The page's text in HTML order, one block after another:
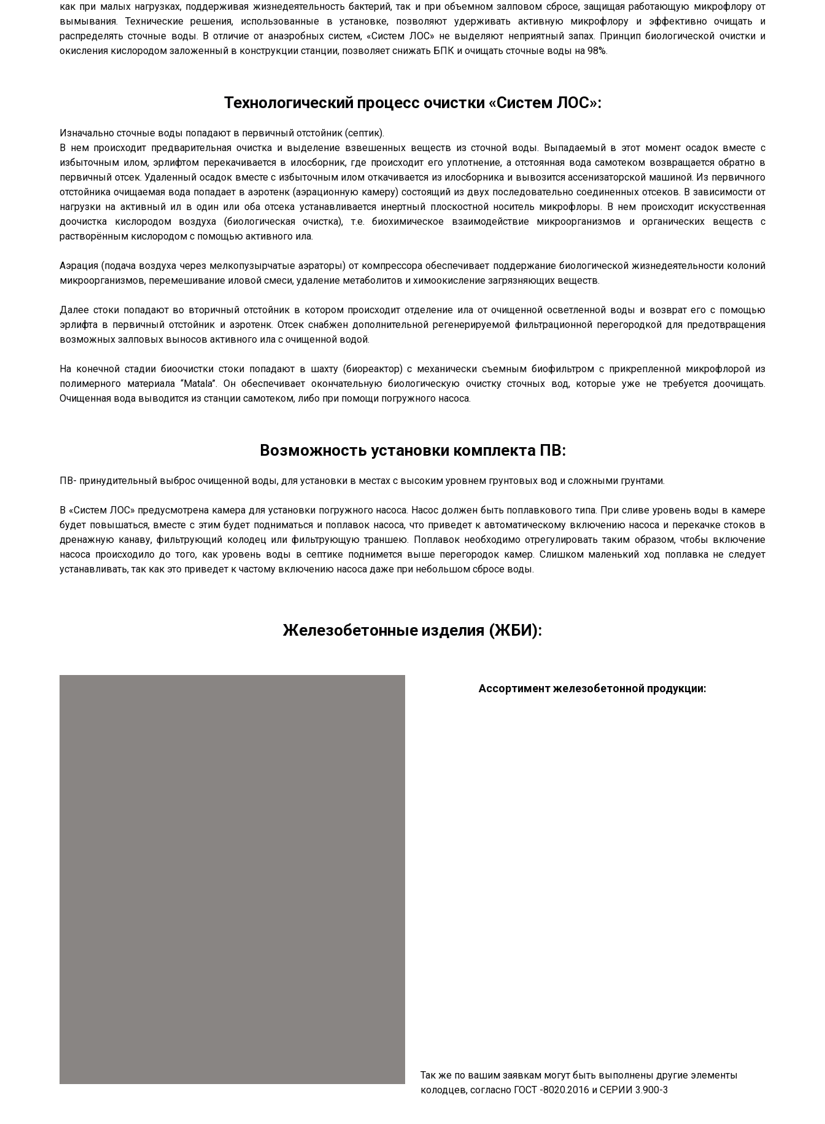
как при малых нагрузках, поддерживая жизнедеятельность бактерий, так и при объемном залповом сбросе, защищая работающую микрофлору от
вымывания. Технические решения, использованные в установке, позволяют удерживать активную микрофлору и эффективно очищать и
распределять сточные воды. В отличие от анаэробных систем, «Систем ЛОС» не выделяют неприятный запах. Принцип биологической очистки и
окисления кислородом заложенный в конструкции станции, позволяет снижать БПК и очищать сточные воды на 98%.
Технологический процесс очистки «Систем ЛОС»:
Изначально сточные воды попадают в первичный отстойник (септик).
В нем происходит предварительная очистка и выделение взвешенных веществ из сточной воды. Выпадаемый в этот момент осадок вместе с
избыточным илом, эрлифтом перекачивается в илосборник, где происходит его уплотнение, а отстоянная вода самотеком возвращается обратно в
первичный отсек. Удаленный осадок вместе с избыточным илом откачивается из илосборника и вывозится ассенизаторской машиной. Из первичного
отстойника очищаемая вода попадает в аэротенк (аэрационную камеру) состоящий из двух последовательно соединенных отсеков. В зависимости от
нагрузки на активный ил в один или оба отсека устанавливается инертный плоскостной носитель микрофлоры. В нем происходит искусственная
доочистка кислородом воздуха (биологическая очистка), т.е. биохимическое взаимодействие микроорганизмов и органических веществ с
растворённым кислородом с помощью активного ила.
Аэрация (подача воздуха через мелкопузырчатые аэраторы) от компрессора обеспечивает поддержание биологической жизнедеятельности колоний
микроорганизмов, перемешивание иловой смеси, удаление метаболитов и химоокисление загрязняющих веществ.
Далее стоки попадают во вторичный отстойник в котором происходит отделение ила от очищенной осветленной воды и возврат его с помощью
эрлифта в первичный отстойник и аэротенк. Отсек снабжен дополнительной регенерируемой фильтрационной перегородкой для предотвращения
возможных залповых выносов активного ила с очищенной водой.
На конечной стадии биоочистки стоки попадают в шахту (биореактор) с механически съемным биофильтром с прикрепленной микрофлорой из
полимерного материала “Matala”. Он обеспечивает окончательную биологическую очистку сточных вод, которые уже не требуется доочищать.
Очищенная вода выводится из станции самотеком, либо при помощи погружного насоса.
Возможность установки комплекта ПВ:
ПВ- принудительный выброс очищенной воды, для установки в местах с высоким уровнем грунтовых вод и сложными грунтами.
В «Систем ЛОС» предусмотрена камера для установки погружного насоса. Насос должен быть поплавкового типа. При сливе уровень воды в камере
будет повышаться, вместе с этим будет подниматься и поплавок насоса, что приведет к автоматическому включению насоса и перекачке стоков в
дренажную канаву, фильтрующий колодец или фильтрующую траншею. Поплавок необходимо отрегулировать таким образом, чтобы включение
насоса происходило до того, как уровень воды в септике поднимется выше перегородок камер. Слишком маленький ход поплавка не следует
устанавливать, так как это приведет к частому включению насоса даже при небольшом сбросе воды.
Железобетонные изделия (ЖБИ):
Ассортимент железобетонной продукции:
Так же по вашим заявкам могут быть выполнены другие элементы
колодцев, согласно ГОСТ -8020.2016 и СЕРИИ 3.900-3